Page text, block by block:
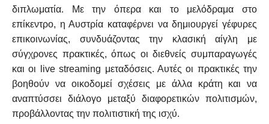
διπλωματία. Με την όπερα και το μελόδραμα στο
επίκεντρο, η Αυστρία καταφέρνει να δημιουργεί γέφυρες
επικοινωνίας, συνδυάζοντας την κλασική αίγλη με
σύγχρονες πρακτικές, όπως οι διεθνείς συμπαραγωγές
και οι live streaming μεταδόσεις. Αυτές οι πρακτικές την
βοηθούν να οικοδομεί σχέσεις με άλλα κράτη και να
αναπτύσσει διάλογο μεταξύ διαφορετικών πολιτισμών,
προβάλλοντας την πολιτιστική της ισχύ.